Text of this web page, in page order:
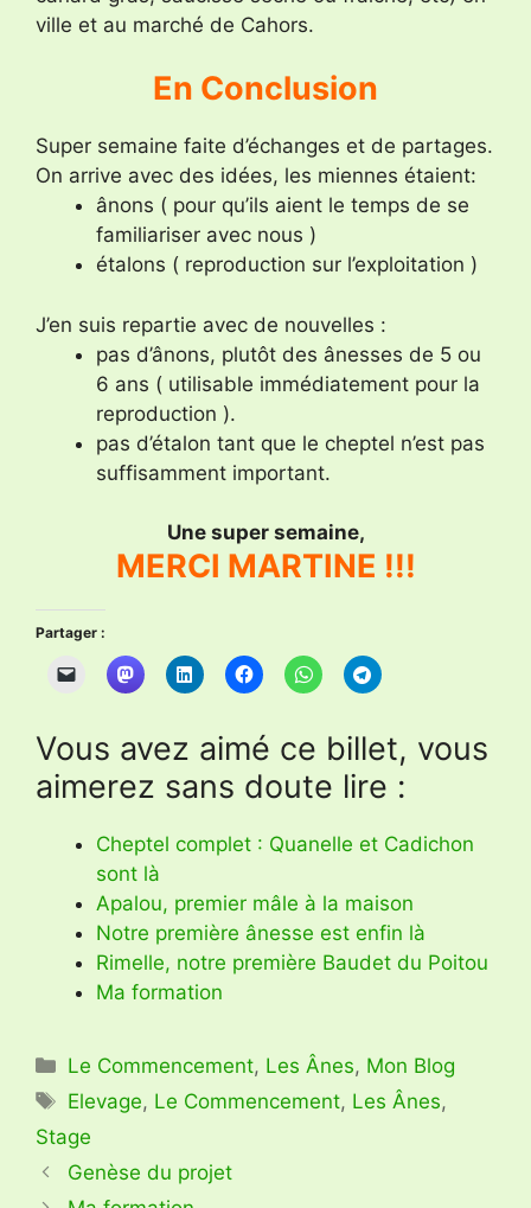
ville et au marché de Cahors.
En Conclusion
Super semaine faite d’échanges et de partages.
On arrive avec des idées, les miennes étaient:
ânons ( pour qu’ils aient le temps de se
familiariser avec nous )
étalons ( reproduction sur l’exploitation )
J’en suis repartie avec de nouvelles :
pas d’ânons, plutôt des ânesses de 5 ou
6 ans ( utilisable immédiatement pour la
reproduction ).
pas d’étalon tant que le cheptel n’est pas
suffisamment important.
Une super semaine,
MERCI MARTINE !!!
Partager :
Vous avez aimé ce billet, vous
aimerez sans doute lire :
Cheptel complet : Quanelle et Cadichon
sont là
Apalou, premier mâle à la maison
Notre première ânesse est enfin là
Rimelle, notre première Baudet du Poitou
Ma formation
Catégories
Le Commencement, Les Ânes, Mon Blog
Étiquettes
Elevage, Le Commencement, Les Ânes,
Stage
Genèse du projet